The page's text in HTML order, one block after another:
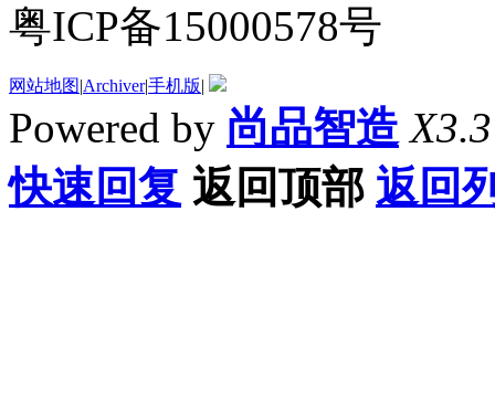
粤ICP备15000578号
网站地图|Archiver|手机版|
Powered by 尚品智造 X3.3
快速回复 返回顶部 返回